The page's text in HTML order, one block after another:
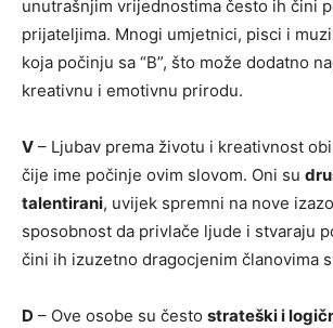
unutrašnjim vrijednostima često ih čini
prijateljima. Mnogi umjetnici, pisci i
koja počinju sa “B”, što može dodatno
kreativnu i emotivnu prirodu.
V – Ljubav prema životu i kreativnost
čije ime počinje ovim slovom. Oni su
talentirani, uvijek spremni na nove
sposobnost da privlače ljude i stvaraju
čini ih izuzetno dragocjenim članovima
D – Ove osobe su često strateški i